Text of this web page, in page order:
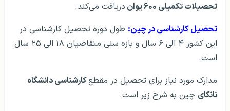
تحصیلات تکمیلی ۶۰۰ یوان
دریافت می‌کند.
تحصیل کارشناسی در چین: طول دوره تحصیل کارشناسی در
این کشور ۴ الی ۶ سال و بازه سنی متقاضیان ۱۸ الی ۲۵ سال
است.
مدارک مورد نیاز برای تحصیل در مقطعکارشناسی دانشگاه
نانکای چین به شرح زیر است.